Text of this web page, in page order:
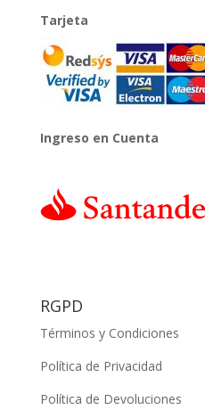
Tarjeta
Ingreso en Cuenta
RGPD
Términos y Condiciones
Política de Privacidad
Política de Devoluciones